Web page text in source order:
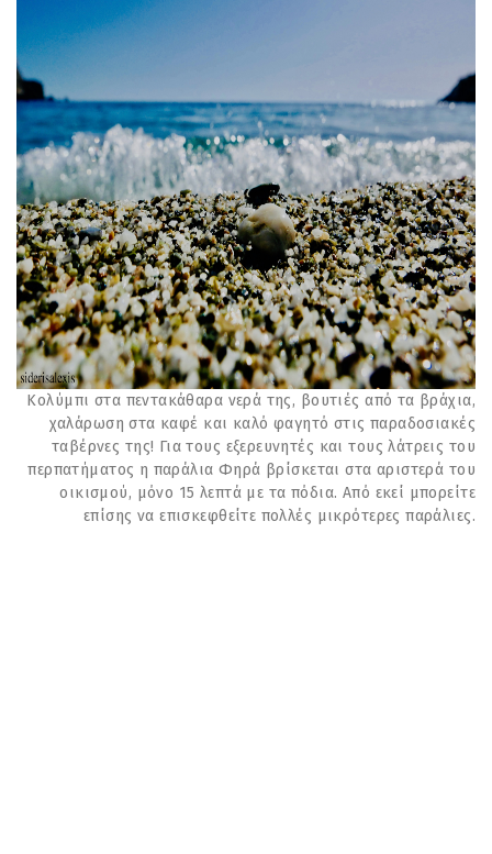
Κολύμπι στα πεντακάθαρα νερά της, βουτιές από τα βράχια,
χαλάρωση στα καφέ και καλό φαγητό στις παραδοσιακές
ταβέρνες της! Για τους εξερευνητές και τους λάτρεις του
περπατήματος η παράλια Φηρά βρίσκεται στα αριστερά του
οικισμού, μόνο 15 λεπτά με τα πόδια. Από εκεί μπορείτε
επίσης να επισκεφθείτε πολλές μικρότερες παράλιες.